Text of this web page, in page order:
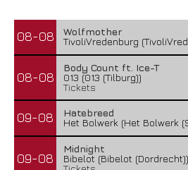
08-08
Wolfmother
TivoliVredenburg
08-08
Body Count ft. Ice-T
013 (013 (Tilburg))
Tickets
09-08
Hatebreed
Het Bolwerk (Het Bolwerk
09-08
Midnight
Bibelot (Bibelot (Dordrecht))